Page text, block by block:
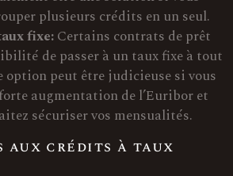
plusieurs crédits en un seul.
fixe:Certains contrats de prêt
de passer à un taux fixe à tout
option peut être judicieuse si vous
augmentation de l’Euribor et
sécuriser vos mensualités.
crédits à taux